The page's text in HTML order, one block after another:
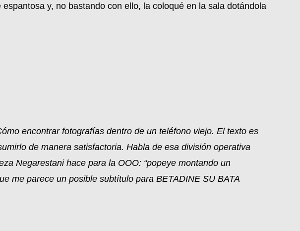
y, no bastando con ello, la coloqué en la sala dotándola
encontrar fotografías dentro de un teléfono viejo. El texto es
de manera satisfactoria. Habla de esa división operativa
Negarestani hace para la OOO: “popeye montando un
me parece un posible subtítulo para BETADINE SU BATA